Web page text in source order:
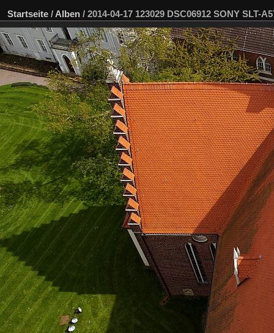
Startseite / Alben / 2014-04-17 123029 DSC06912 SONY SLT-